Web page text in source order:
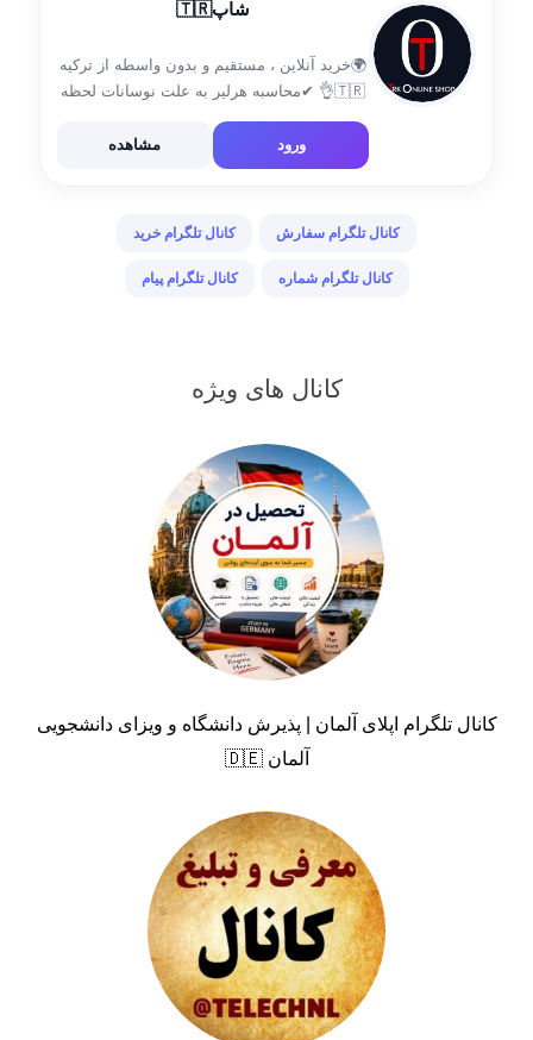
شاپ🇹🇷
🌍خرید آنلاین ، مستقیم و بدون واسطه از ترکیه
🇹🇷👌 ✔محاسبه هرلیر به علت نوسانات لحظه
سفارش از طریق ادمین ها: @s19s85s
@Jordan_Juniorr
لینک‌کانال وات ورود […]
ورود مشاهده
کانال تلگرام سفارش کانال تلگرام خرید
کانال تلگرام شماره کانال تلگرام پیام
کانال های ویژه
کانال تلگرام اپلای آلمان | پذیرش دانشگاه و ویزای دانشجویی
آلمان 🇩🇪